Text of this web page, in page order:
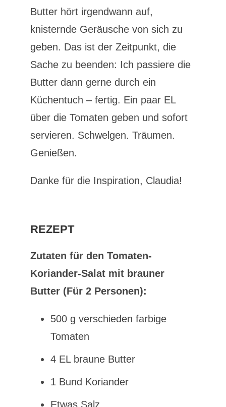
Butter hört irgendwann auf,
knisternde Geräusche von sich zu
geben. Das ist der Zeitpunkt, die
Sache zu beenden: Ich passiere die
Butter dann gerne durch ein
Küchentuch – fertig. Ein paar EL
über die Tomaten geben und sofort
servieren. Schwelgen. Träumen.
Genießen.
Danke für die Inspiration, Claudia!
REZEPT
Zutaten für den Tomaten-
Koriander-Salat mit brauner
Butter (Für 2 Personen):
500 g verschieden farbige
Tomaten
4 EL braune Butter
1 Bund Koriander
Etwas Salz